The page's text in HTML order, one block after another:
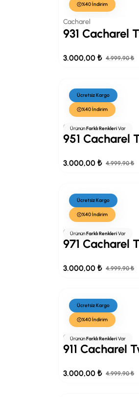
%40 İndirim
Cacharel
931 Cacharel
3.000,00 ₺ 4.999,90 ₺
Ücretsiz Kargo
%40 İndirim
ÜrününFarklı RenkleriVar
Cacharel
951 Cacharel
3.000,00 ₺ 4.999,90 ₺
Ücretsiz Kargo
%40 İndirim
ÜrününFarklı RenkleriVar
Cacharel
971 Cacharel
3.000,00 ₺ 4.999,90 ₺
Ücretsiz Kargo
%40 İndirim
ÜrününFarklı RenkleriVar
Cacharel
911 Cacharel
3.000,00 ₺ 4.999,90 ₺